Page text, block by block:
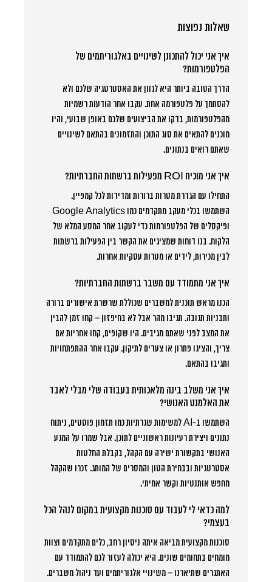
שאלות נפוצות
איך אני יכול להתכונן לשינויים באלגוריתמים של
הפלטפורמות?
הדרך הטובה ביותר היא לגוון את האסטרטגיה שלכם ולא
להסתמך על פלטפורמה אחת. עקבו אחר הודעות רשמיות
מהפלטפורמות, בדקו את הביצועים שלכם באופן שבועי, והיו
מוכנים להתאים את סוג התוכן והתזמונים בהתאם לשינויים
שאתם רואים בנתונים.
איך אני מוכיח ROI מפעילות ברשתות החברתיות?
התחילו עם הגדרת מטרות ברורות ומדידות לכל קמפיין.
השתמשו בכלי מעקב מתקדמים כמו Google Analytics
ופיקסלים של הפלטפורמות כדי לעקוב אחר המסע המלא של
הלקוח. בנו דוחות שמציגים את הקשר בין הפעילות ברשתות
לבין מכירות, לידים או מטרות עסקיות אחרות.
איך אני מתמודד עם משבר ברשתות החברתיות?
הכנו מראש תוכנית למשברים שכוללת שרשרת אישורים ברורה
ותבניות תגובה. תגיבו מהר אבל לא בחיפזון – קחו זמן להבין
את המצב לפני שאתם מגיבים. היו שקופים, קחו אחריות אם
צריך, והציגו פתרון או צעדים לתיקון. עקבו אחר ההתפתחויות
ותגיבו בהתאם.
איך אני משלב בינה מלאכותית בעבודה שלי מבלי לאבד
את האלמנט האנושי?
השתמשו ב-AI למשימות שגרתיות כמו תזמון פוסטים, ניתוח
נתונים ויצירת רעיונות ראשוניים לתוכן. אבל שמרו על המגע
האנושי בתקשורת ישירה עם הקהל, בקבלת החלטות
אסטרטגיות ובבחירת הטון והמסרים של המותג. זכרו שהקהל
מחפש אותנטיות וקשר אמיתי.
למה כדאי לי לעבוד עם סוכנות מקצועית במקום לנהל הכל
בעצמי?
סוכנות מקצועית מביאה איתה ניסיון רחב, כלים מתקדמים וצוות
מומחים בתחומים שונים. היא יכולה לעזור לכם להתמודד עם
האתגרים שתיארנו – משינויי אלגוריתמים ועד ניהול משברים.